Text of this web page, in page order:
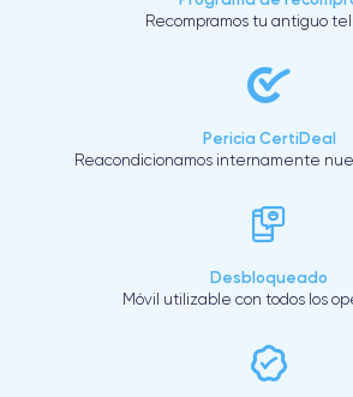
Recompramos tu antiguo
Pericia CertiDeal
Reacondicionamos internamente
Desbloqueado
Móvil utilizable con todos los